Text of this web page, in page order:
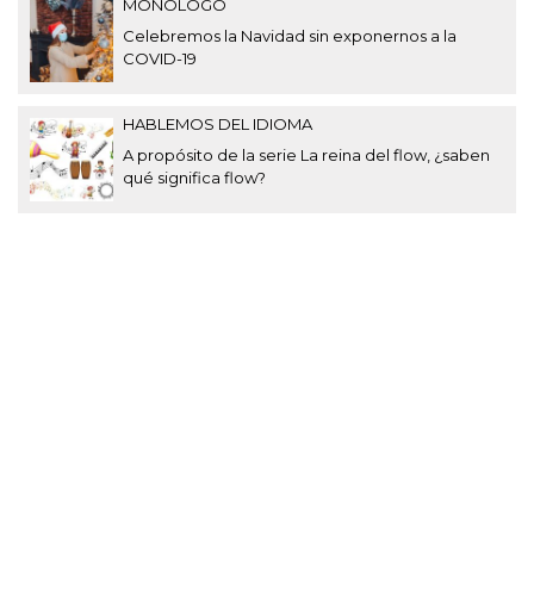
MONÓLOGO
Celebremos la Navidad sin exponernos a la
COVID-19
HABLEMOS DEL IDIOMA
A propósito de la serie La reina del flow, ¿saben
qué significa flow?